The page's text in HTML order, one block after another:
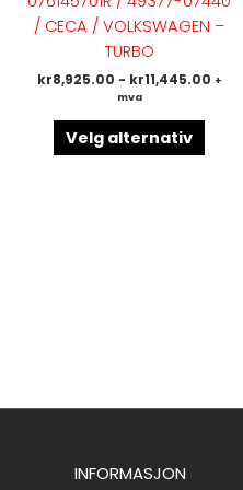
/ CECA / VOLKSWAGEN –
TURBO
kr8,925.00 - kr11,445.00 +
mva
Velg alternativ
kan
på
INFORMASJON